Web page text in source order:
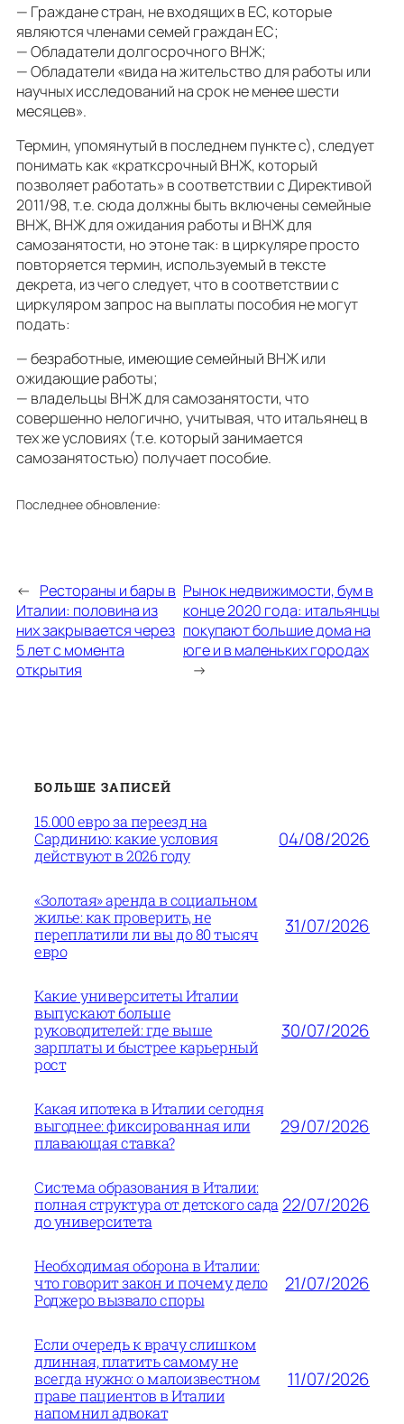
— Граждане стран, не входящих в ЕС, которые
являются членами семей граждан ЕС;
— Обладатели долгосрочного ВНЖ;
— Обладатели «вида на жительство для работы или
научных исследований на срок не менее шести
месяцев».
Термин, упомянутый в последнем пункте c), следует
понимать как «кратксрочный ВНЖ, который
позволяет работать» в соответствии с Директивой
2011/98, т.е. сюда должны быть включены семейные
ВНЖ, ВНЖ для ожидания работы и ВНЖ для
самозанятости, но этоне так: в циркуляре просто
повторяется термин, используемый в тексте
декрета, из чего следует, что в соответствии с
циркуляром запрос на выплаты пособия не могут
подать:
— безработные, имеющие семейный ВНЖ или
ожидающие работы;
— владельцы ВНЖ для самозанятости, что
совершенно нелогично, учитывая, что итальянец в
тех же условиях (т.е. который занимается
самозанятостью) получает пособие.
Последнее обновление:
← Рестораны и бары в
Италии: половина из
них закрывается через
5 лет с момента
открытия
Рынок недвижимости, бум в
конце 2020 года: итальянцы
покупают большие дома на
юге и в маленьких городах
→
БОЛЬШЕ ЗАПИСЕЙ
15.000 евро за переезд на
Сардинию: какие условия
действуют в 2026 году
04/08/2026
«Золотая» аренда в социальном
жилье: как проверить, не
переплатили ли вы до 80 тысяч
евро
31/07/2026
Какие университеты Италии
выпускают больше
руководителей: где выше
зарплаты и быстрее карьерный
рост
30/07/2026
Какая ипотека в Италии сегодня
выгоднее: фиксированная или
плавающая ставка?
29/07/2026
Система образования в Италии:
полная структура от детского сада
до университета
22/07/2026
Необходимая оборона в Италии:
что говорит закон и почему дело
Роджеро вызвало споры
21/07/2026
Если очередь к врачу слишком
длинная, платить самому не
всегда нужно: о малоизвестном
праве пациентов в Италии
напомнил адвокат
11/07/2026